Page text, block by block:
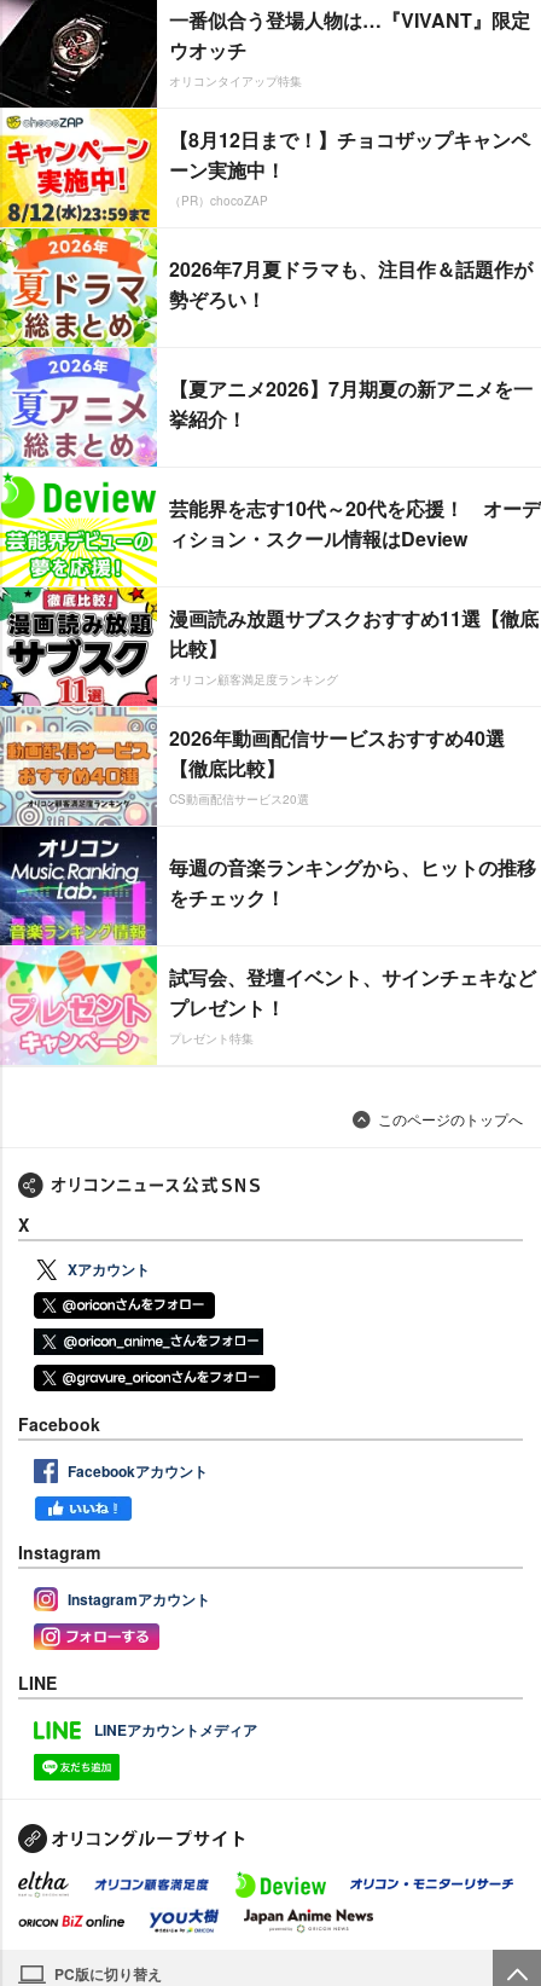
一番似合う登場人物は…『VIVANT』限定
ウオッチ
オリコンタイアップ特集
【8月12日まで！】チョコザップキャンペ
ーン実施中！
（PR）chocoZAP
2026年7月夏ドラマも、注目作＆話題作が
勢ぞろい！
【夏アニメ2026】7月期夏の新アニメを一
挙紹介！
芸能界を志す10代～20代を応援！ オーデ
ィション・スクール情報はDeview
漫画読み放題サブスクおすすめ11選【徹底
比較】
オリコン顧客満足度ランキング
2026年動画配信サービスおすすめ40選
【徹底比較】
CS動画配信サービス20選
毎週の音楽ランキングから、ヒットの推移
をチェック！
試写会、登壇イベント、サインチェキなど
プレゼント！
プレゼント特集
このページのトップへ
X
Xアカウント
Facebook
Facebookアカウント
Instagram
Instagramアカウント
LINE
LINEアカウントメディア
PC版に切り替え